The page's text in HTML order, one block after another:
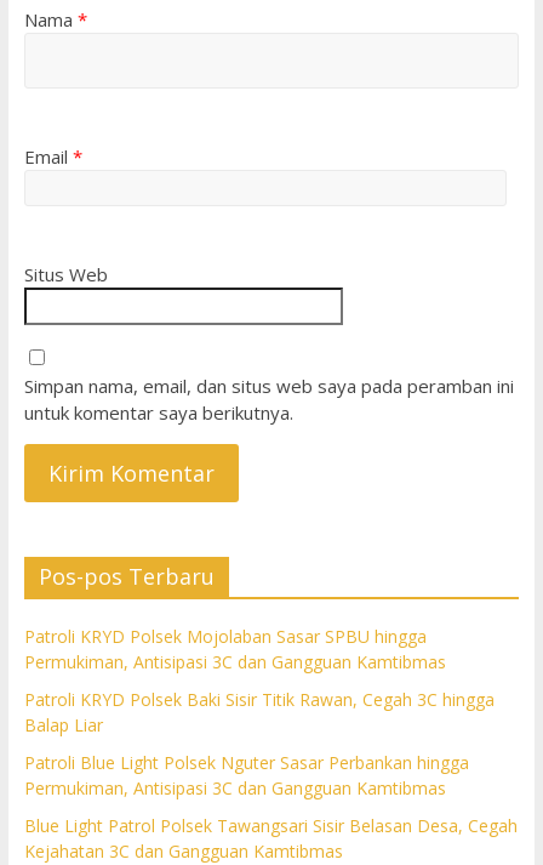
Nama *
Email *
Situs Web
Simpan nama, email, dan situs web saya pada peramban ini
untuk komentar saya berikutnya.
Pos-pos Terbaru
Patroli KRYD Polsek Mojolaban Sasar SPBU hingga
Permukiman, Antisipasi 3C dan Gangguan Kamtibmas
Patroli KRYD Polsek Baki Sisir Titik Rawan, Cegah 3C hingga
Balap Liar
Patroli Blue Light Polsek Nguter Sasar Perbankan hingga
Permukiman, Antisipasi 3C dan Gangguan Kamtibmas
Blue Light Patrol Polsek Tawangsari Sisir Belasan Desa, Cegah
Kejahatan 3C dan Gangguan Kamtibmas